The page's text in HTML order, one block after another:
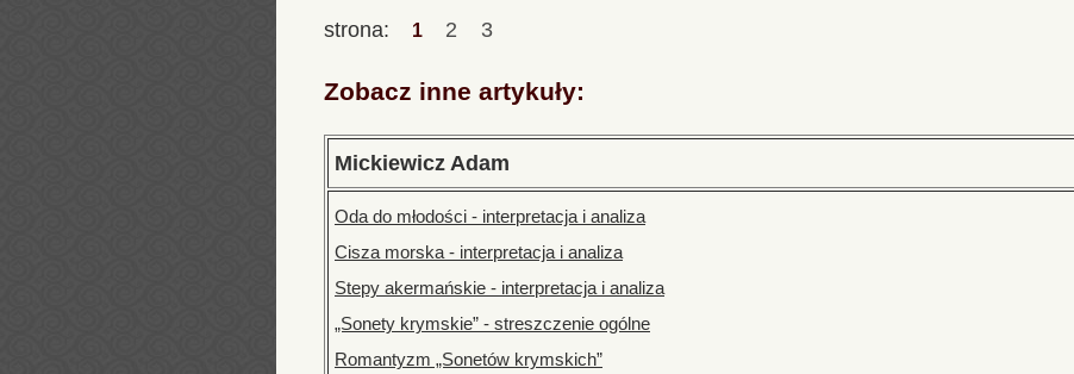
strona: 1 2 3
Zobacz inne artykuły:
Mickiewicz Adam
Oda do młodości - interpretacja i analiza
Cisza morska - interpretacja i analiza
Stepy akermańskie - interpretacja i analiza
„Sonety krymskie” - streszczenie ogólne
Romantyzm „Sonetów krymskich”